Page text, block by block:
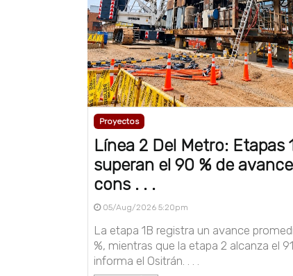
Proyectos
Línea 2 Del Metro: Etapas
superan el 90 % de
cons . . .
05/Aug/2026 5:20pm
La etapa 1B registra un avance
%, mientras que la etapa 2 alcanza el
informa el Ositrán. . . .